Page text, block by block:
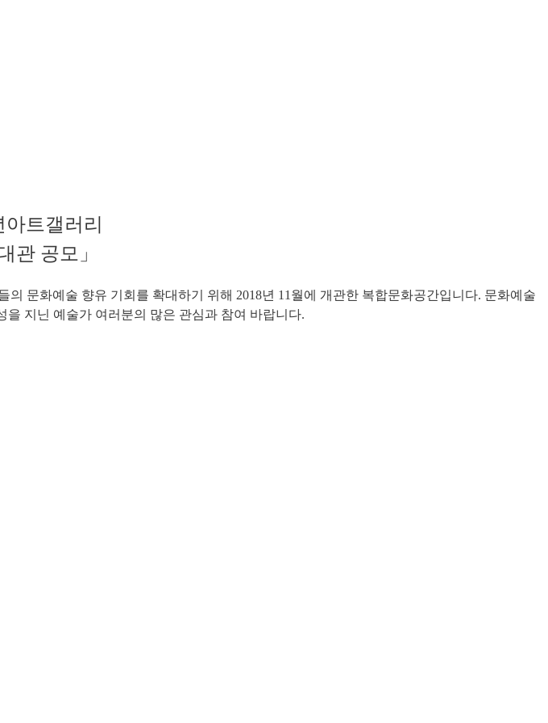
트갤러리
관 공모」
문화예술 향유 기회를 확대하기 위해 2018년 11월에 개관한 복합문화공간입니다. 문화예술
을 지닌 예술가 여러분의 많은 관심과 참여 바랍니다.